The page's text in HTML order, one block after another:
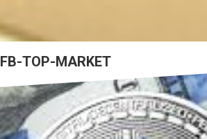
FB-TOP-MARKET